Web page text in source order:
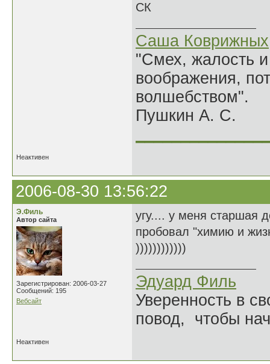
СК
Саша Коврижных
"Смех, жалость
воображения,
волшебством".
Пушкин А. С.
Неактивен
2006-08-30 13:56:22
Э.Филь
Автор сайта
Зарегистрирован: 2006-03-27
Сообщений: 195
Вебсайт
угу.... у меня старшая
пробовал "химию и
))))))))))))
Эдуард Филь
Уверенность в
повод, чтобы
Неактивен